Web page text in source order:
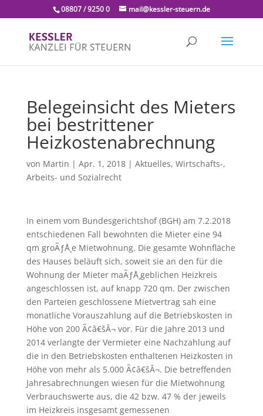
08807 / 9250 0 mail@kessler-steuern.de
Belegeinsicht des Mieters
bei bestrittener
Heizkostenabrechnung
von Martin | Apr. 1, 2018| Aktuelles, Wirtschafts-,
Arbeits- und Sozialrecht
In einem vom Bundesgerichtshof (BGH) am 7.2.2018
entschiedenen Fall bewohnten die Mieter eine 94
qm groÃƒÅ¸e Mietwohnung. Die gesamte Wohnfläche
des Hauses beläuft sich, soweit sie an den für die
Wohnung der Mieter maÃƒÅ¸geblichen Heizkreis
angeschlossen ist, auf knapp 720 qm. Der zwischen
den Parteien geschlossene Mietvertrag sah eine
monatliche Vorauszahlung auf die Betriebskosten in
Höhe von 200 Ã¢â€šÂ¬ vor. Für die Jahre 2013 und
2014 verlangte der Vermieter eine Nachzahlung auf
die in den Betriebskosten enthaltenen Heizkosten in
Höhe von mehr als 5.000 Ã¢â€šÂ¬. Die betreffenden
Jahresabrechnungen wiesen für die Mietwohnung
Verbrauchswerte aus, die 42 bzw. 47 % der jeweils
im Heizkreis insgesamt gemessenen